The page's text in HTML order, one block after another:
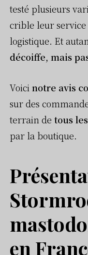
testé plusieurs
crible leur
logistique. Et
décoiffe, mais
Voici notre avis
sur des
terrain de tous
par la boutique.
en